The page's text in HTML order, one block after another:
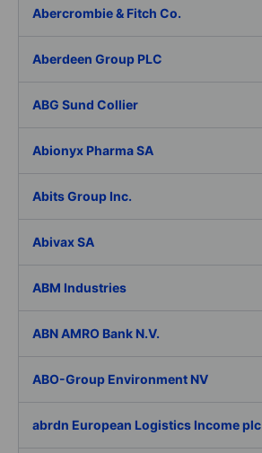
Abercrombie & Fitch Co.
Aberdeen Group PLC
ABG Sund Collier
Abionyx Pharma SA
Abits Group Inc.
Abivax SA
ABM Industries
ABN AMRO Bank N.V.
ABO-Group Environment NV
abrdn European Logistics Income plc